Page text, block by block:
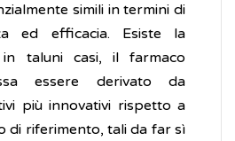
simili in termini di
ed efficacia. Esiste la
in taluni casi, il farmaco
essere derivato da
più innovativi rispetto a
di riferimento, tali da far sì